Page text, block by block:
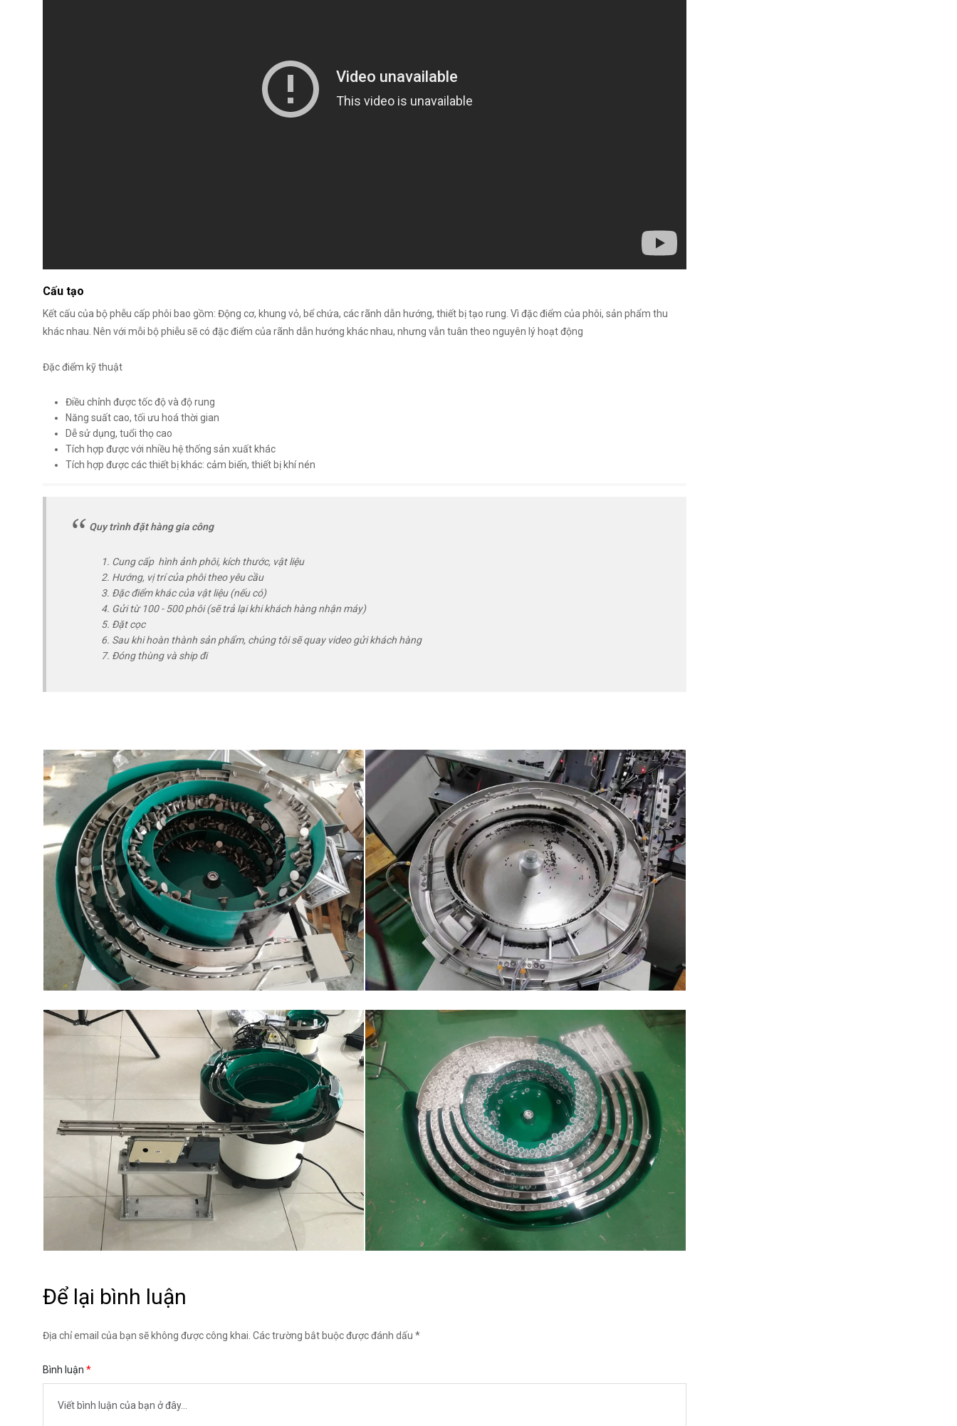
Cấu tạo
Kết cấu của bộ phễu cấp phôi bao gồm: Động cơ, khung vỏ, bể chứa, các rãnh dẫn hướng, thiết bị tạo rung. Vì đặc điểm của phôi, sản phẩm thu
khác nhau. Nên với mỗi bộ phiễu sẽ có đặc điểm của rãnh dẫn hướng khác nhau, nhưng vẫn tuân theo nguyên lý hoạt động
Đặc điểm kỹ thuật
Điều chỉnh được tốc độ và độ rung
Năng suất cao, tối ưu hoá thời gian
Dễ sử dụng, tuổi thọ cao
Tích hợp được với nhiều hệ thống sản xuất khác
Tích hợp được các thiết bị khác: cảm biến, thiết bị khí nén
Quy trình đặt hàng gia công
Cung cấp hình ảnh phôi, kích thước, vật liệu
Hướng, vị trí của phôi theo yêu cầu
Đặc điểm khác của vật liệu (nếu có)
Gửi từ 100 - 500 phôi (sẽ trả lại khi khách hàng nhận máy)
Đặt cọc
Sau khi hoàn thành sản phẩm, chúng tôi sẽ quay video gửi khách hàng
Đóng thùng và ship đi
Để lại bình luận
Địa chỉ email của bạn sẽ không được công khai. Các trường bắt buộc được đánh dấu *
Bình luận